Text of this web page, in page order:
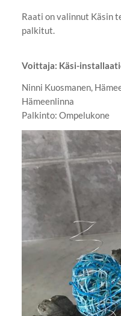
Raati on valinnut Käsin
palkitut.
Voittaja: Käsi-
Ninni Kuosmanen,
Hämeenlinna
Palkinto: Ompelukone